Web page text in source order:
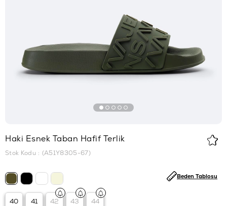
Haki Esnek Taban Hafif Terlik
Stok Kodu (A51Y8305-67)
40 41 42 43 44
Beden Tablosu